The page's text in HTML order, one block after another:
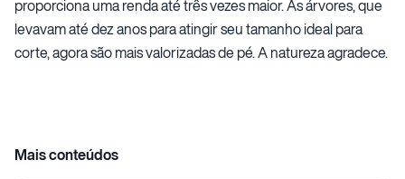
proporciona uma renda até três vezes maior. As árvores, que
levavam até dez anos para atingir seu tamanho ideal para
corte, agora são mais valorizadas de pé. A natureza agradece.
Mais conteúdos